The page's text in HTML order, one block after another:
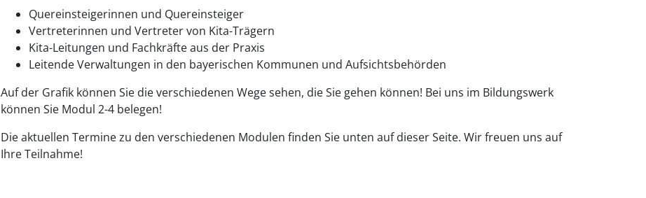
Quereinsteigerinnen und Quereinsteiger
Vertreterinnen und Vertreter von Kita-Trägern
Kita-Leitungen und Fachkräfte aus der Praxis
Leitende Verwaltungen in den bayerischen Kommunen und Aufsichtsbehörden
Auf der Grafik können Sie die verschiedenen Wege sehen, die Sie gehen können! Bei uns im Bildungswerk
können Sie Modul 2-4 belegen!
Die aktuellen Termine zu den verschiedenen Modulen finden Sie unten auf dieser Seite. Wir freuen uns auf
Ihre Teilnahme!